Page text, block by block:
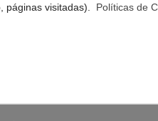
curso escolar? Os dejamos
páginas visitadas). Políticas de